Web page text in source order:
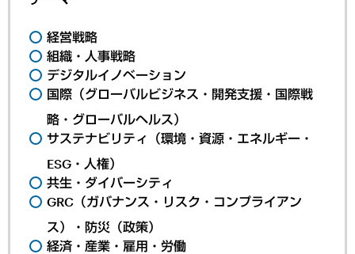
経営戦略
組織・人事戦略
デジタルイノベーション
国際（グローバルビジネス・開発支援・国際戦
略・グローバルヘルス）
サステナビリティ（環境・資源・エネルギー・
ESG・人権）
共生・ダイバーシティ
GRC（ガバナンス・リスク・コンプライアン
ス）・防災（政策）
経済・産業・雇用・労働